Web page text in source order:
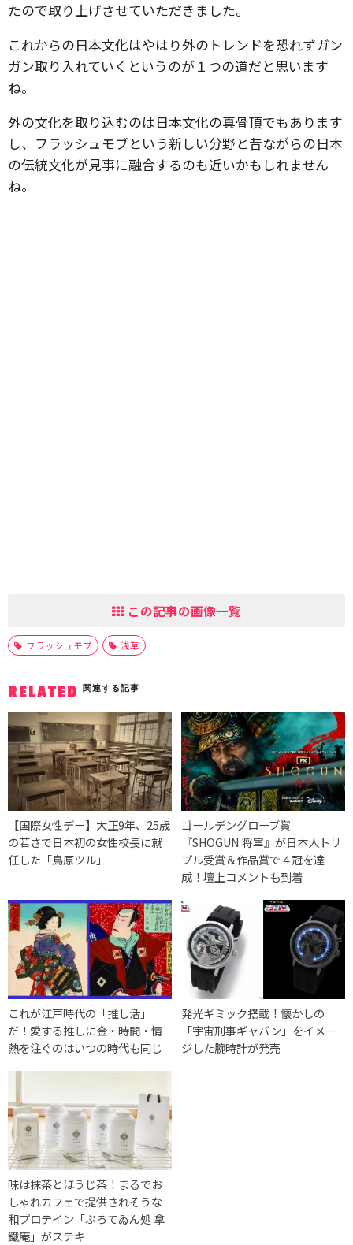
たので取り上げさせていただきました。
これからの日本文化はやはり外のトレンドを恐れずガン
ガン取り入れていくというのが１つの道だと思います
ね。
外の文化を取り込むのは日本文化の真骨頂でもあります
し、フラッシュモブという新しい分野と昔ながらの日本
の伝統文化が見事に融合するのも近いかもしれません
ね。
この記事の画像一覧
フラッシュモブ 浅草
RELATED 関連する記事
【国際女性デー】大正9年、25歳
の若さで日本初の女性校長に就
任した「鳥原ツル」
ゴールデングローブ賞
『SHOGUN 将軍』が日本人トリ
プル受賞＆作品賞で４冠を達
成！壇上コメントも到着
これが江戸時代の「推し活」
だ！愛する推しに金・時間・情
熱を注ぐのはいつの時代も同じ
発光ギミック搭載！懐かしの
「宇宙刑事ギャバン」をイメー
ジした腕時計が発売
味は抹茶とほうじ茶！まるでお
しゃれカフェで提供されそうな
和プロテイン「ぷろてゐん処 拿
鐵庵」がステキ